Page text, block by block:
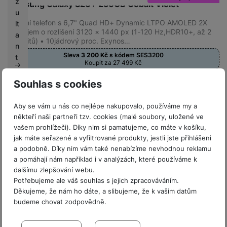
Souhlas s cookies
Aby se vám u nás co nejlépe nakupovalo, používáme my a
někteří naši partneři tzv. cookies (malé soubory, uložené ve
vašem prohlížeči). Díky nim si pamatujeme, co máte v košíku,
jak máte seřazené a vyfiltrované produkty, jestli jste přihlášeni
a podobně. Díky nim vám také nenabízíme nevhodnou reklamu
a pomáhají nám například i v analýzách, které používáme k
dalšímu zlepšování webu.
Potřebujeme ale váš souhlas s jejich zpracováváním.
Děkujeme, že nám ho dáte, a slibujeme, že k vašim datům
budeme chovat zodpovědně.
Nastavení souhlasů s kategoriemi
u
lt
a
n
t
P
o
m
k
y
s
o
u
t
ě
Samsung Galaxy S26+ 256GB Cobalt Violet
Mobilní telefon s 6,7" Quad HD+ Dynamic LTPO AMOLED 2X
displejem o rozlišení 3120 × 1440 px (1-120 Hz,HDR10+, až 2
600 nitů) • 10jádrový proc. Exynos…
Sleva 3 200 Kčs kódem SES3200
Koupit za 27 499 Kč
30 699Kč